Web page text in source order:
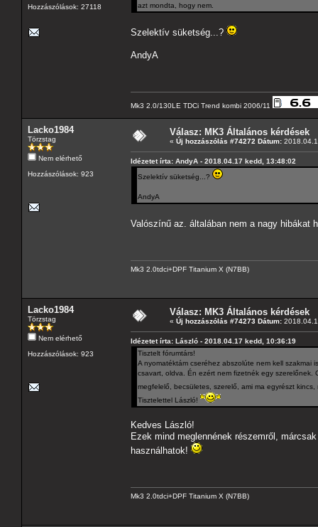
Hozzászólások: 27118
azt mondta, hogy nem.
Szelektív süketség...?
AndyA
Mk3 2.0/130LE TDCi Trend kombi 2006/11
Lacko1984
Törzstag
Nem elérhető
Hozzászólások: 923
Válasz: MK3 Általános kérdések
« Új hozzászólás #74272 Dátum:
Idézetet írta: AndyA - 2018.04.17 kedd, 13:48:02
Szelektív süketség...?
AndyA
Valószínű az. általában nem a nagy hibákat
Mk3 2.0tdci+DPF Titanium X (N7BB)
Lacko1984
Törzstag
Nem elérhető
Hozzászólások: 923
Válasz: MK3 Általános kérdések
« Új hozzászólás #74273 Dátum:
Idézetet írta: László - 2018.04.17 kedd, 10:36:19
Tisztelt fórumtárs!
A nyomatéktám cseréhez abszolúte nem kell
csavart, oldva. Én ezért nem fizetnék egy szerelőnek.
megfelelő, becsületes, szerelő, ami ma egyrészt
Tisztelettel László!
Kedves László!
Ezek mind meglennének részemről,
használhatok!
Mk3 2.0tdci+DPF Titanium X (N7BB)